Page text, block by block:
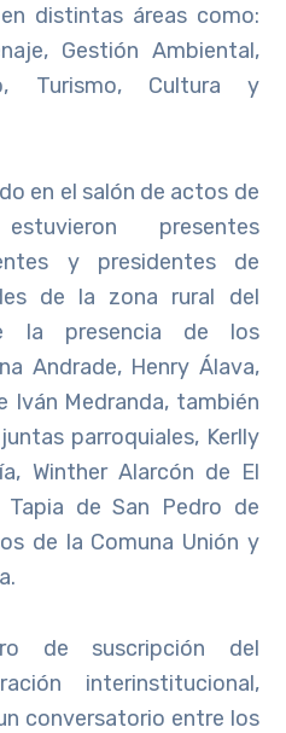
distintas áreas como:
Gestión Ambiental,
Turismo, Cultura y
en el salón de actos de
presentes
y presidentes de
de la zona rural del
la presencia de los
Andrade, Henry Álava,
Iván Medranda, también
parroquiales, Kerlly
Winther Alarcón de El
Tapia de San Pedro de
de la Comuna Unión y
de suscripción del
interinstitucional,
conversatorio entre los